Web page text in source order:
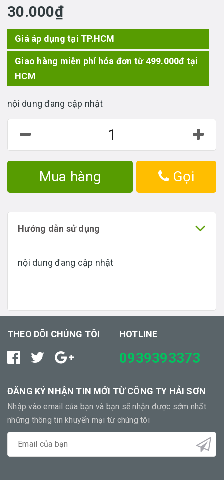
30.000₫
Giá áp dụng tại TP.HCM
Giao hàng miễn phí hóa đơn từ 499.000đ tại
HCM
nội dung đang cập nhật
Mua hàng Gọi
Hướng dẫn sử dụng
nội dung đang cập nhật
THEO DÕI CHÚNG TÔI HOTLINE
0939393373
ĐĂNG KÝ NHẬN TIN MỚI TỪ CÔNG TY HẢI SƠN
Nhập vào email của bạn và bạn sẽ nhận được sớm nhất
những thông tin khuyến mại từ chúng tôi